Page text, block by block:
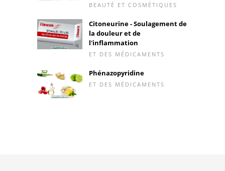
BEAUTÉ ET COSMÉTIQUES
Citoneurine - Soulagement de
la douleur et de
l'inflammation
ET DES MÉDICAMENTS
Phénazopyridine
ET DES MÉDICAMENTS